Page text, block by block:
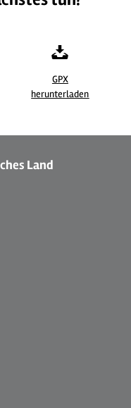
GPX
herunterladen
Land